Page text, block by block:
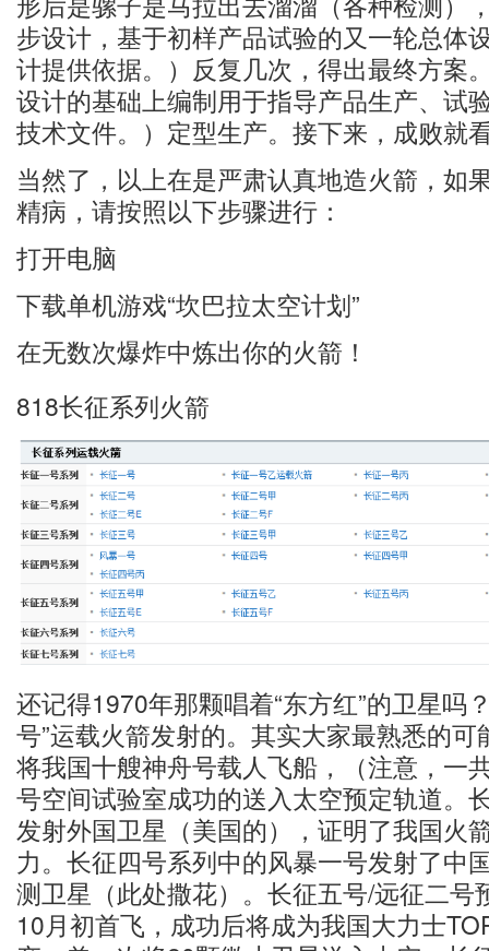
步设计，基于初样产品试验的又一轮总体
计提供依据。）反复几次，得出最终方案
设计的基础上编制用于指导产品生产、试
技术文件。）定型生产。接下来，成败就
当然了，以上在是严肃认真地造火箭，如
精病，请按照以下步骤进行：
打开电脑
下载单机游戏“坎巴拉太空计划”
在无数次爆炸中炼出你的火箭！
818长征系列火箭
还记得1970年那颗唱着“东方红”的卫星吗
号”运载火箭发射的。其实大家最熟悉的
将我国十艘神舟号载人飞船，（注意，一
号空间试验室成功的送入太空预定轨道。
发射外国卫星（美国的），证明了我国火
力。长征四号系列中的风暴一号发射了中
测卫星（此处撒花）。长征五号/远征二号
10月初首飞，成功后将成为我国大力士